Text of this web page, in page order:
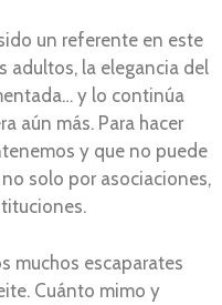
un referente en este
adultos, la elegancia del
y lo continúa
aún más. Para hacer
y que no puede
solo por asociaciones,
muchos escaparates
Cuánto mimo y